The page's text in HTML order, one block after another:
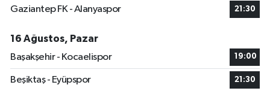
Gaziantep FK - Alanyaspor 21:30
16 Ağustos, Pazar
Başakşehir - Kocaelispor
19:00
Beşiktaş - Eyüpspor 21:30